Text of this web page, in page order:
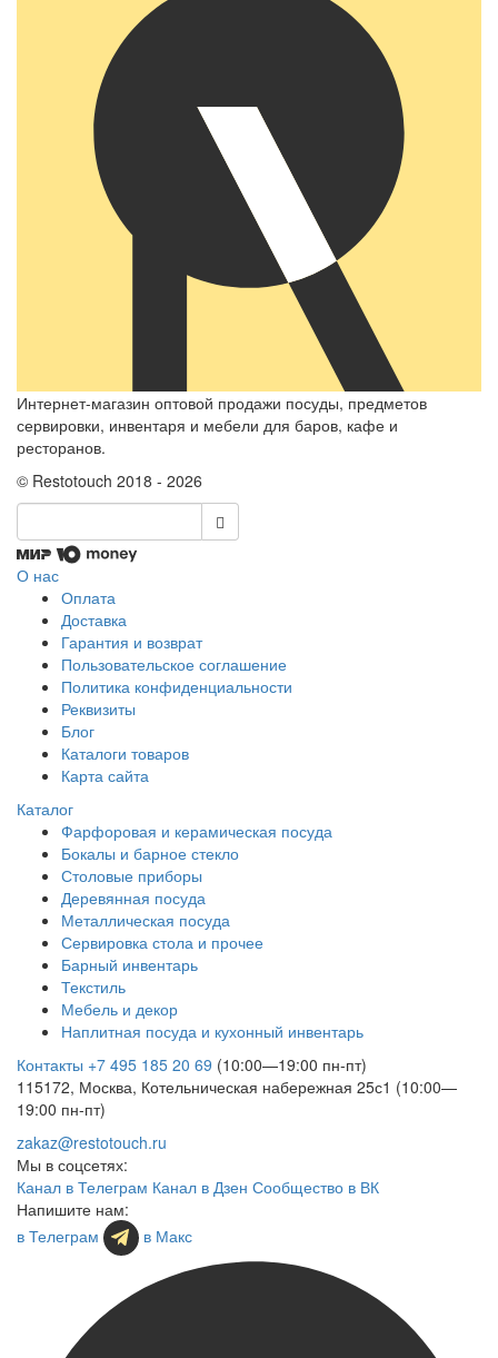
Интернет-магазин оптовой продажи посуды, предметов
сервировки, инвентаря и мебели для баров, кафе и
ресторанов.
© Restotouch 2018 - 2026
О нас
Оплата
Доставка
Гарантия и возврат
Пользовательское соглашение
Политика конфиденциальности
Реквизиты
Блог
Каталоги товаров
Карта сайта
Каталог
Фарфоровая и керамическая посуда
Бокалы и барное стекло
Столовые приборы
Деревянная посуда
Металлическая посуда
Сервировка стола и прочее
Барный инвентарь
Текстиль
Мебель и декор
Наплитная посуда и кухонный инвентарь
Контакты +7 495 185 20 69 (10:00—19:00 пн-пт)
115172, Москва, Котельническая набережная 25с1 (10:00—
19:00 пн-пт)
zakaz@restotouch.ru
Мы в соцсетях:
Канал в Телеграм Канал в Дзен Сообщество в ВК
Напишите нам:
в Телеграм
в Макс